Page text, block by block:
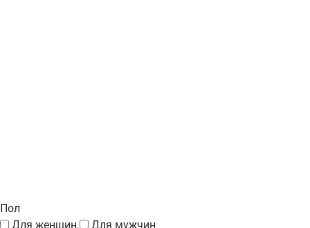
Пол
Для женщин
Для мужчин